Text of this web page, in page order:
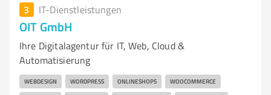
3 IT-Dienstleistungen
OIT GmbH
Ihre Digitalagentur für IT, Web, Cloud &
Automatisierung
WEBDESIGN WORDPRESS ONLINESHOPS WOOCOMMERCE